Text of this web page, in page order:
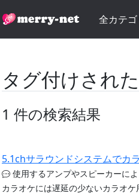
全カテ
タグ付けされ
1 件の検索結果
5.1chサラウンドシステムでカ
使用するアンプやスピーカーに
カラオケには遅延の少ないカラオ